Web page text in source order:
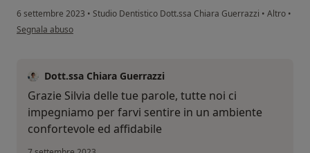
6 settembre 2023 • Studio Dentistico Dott.ssa Chiara Guerrazzi • Altro •
secondo l'opinione dell'utente Silvia
Segnala abuso
Dott.ssa Chiara Guerrazzi
Grazie Silvia delle tue parole, tutte noi ci
impegniamo per farvi sentire in un ambiente
confortevole ed affidabile